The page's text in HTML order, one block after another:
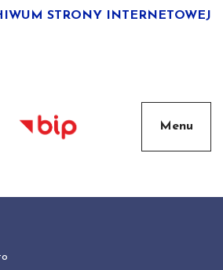
STRONY INTERNETOWEJ